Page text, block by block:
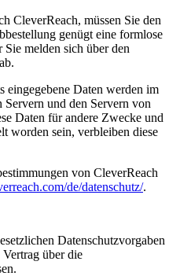
CleverReach, müssen Sie den
genügt eine formlose
melden sich über den
eingegebene Daten werden im
und den Servern von
Daten für andere Zwecke und
worden sein, verbleiben diese
von CleverReach
de/datenschutz/.
Datenschutzvorgaben
über die